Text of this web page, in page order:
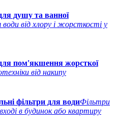
душу та ванної
від хлору і жорсткості у
пом'якшення жорсткої
від накипу
фільтри для водиФільтри
в будинок або квартиру